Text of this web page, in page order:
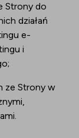
Strony do
działań
e-
i
ze Strony w